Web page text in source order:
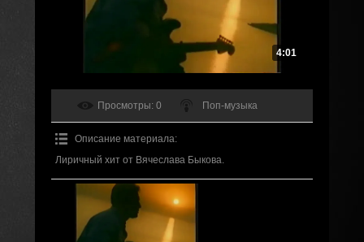
4:01
Просмотры: 0 Поп-музыка
Описание материала:
Лиричный хит от Вячеслава Быкова.